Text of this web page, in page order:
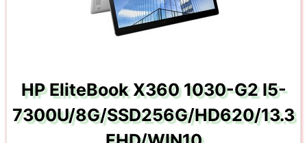
HP EliteBook X360 1030-G2 I5-
7300U/8G/SSD256G/HD620/13.3